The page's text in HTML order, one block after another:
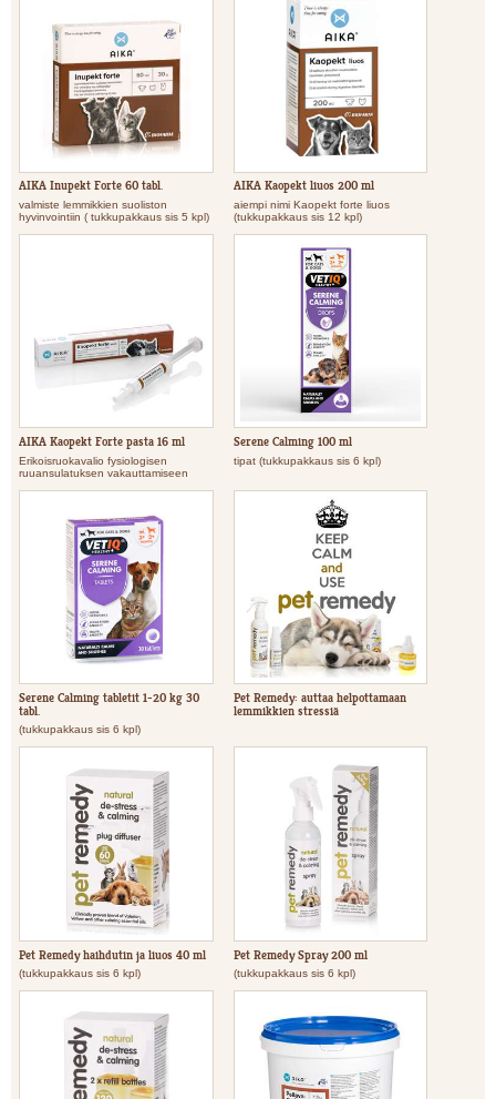
AIKA Inupekt Forte 60 tabl.
valmiste lemmikkien suoliston
hyvinvointiin ( tukkupakkaus sis 5 kpl)
AIKA Kaopekt liuos 200 ml
aiempi nimi Kaopekt forte liuos
(tukkupakkaus sis 12 kpl)
AIKA Kaopekt Forte pasta 16 ml
Erikoisruokavalio fysiologisen
ruuansulatuksen vakauttamiseen
Serene Calming 100 ml
tipat (tukkupakkaus sis 6 kpl)
Serene Calming tabletit 1-20 kg 30
tabl.
(tukkupakkaus sis 6 kpl)
Pet Remedy: auttaa helpottamaan
lemmikkien stressiä
Pet Remedy haihdutin ja liuos 40 ml
(tukkupakkaus sis 6 kpl)
Pet Remedy Spray 200 ml
(tukkupakkaus sis 6 kpl)